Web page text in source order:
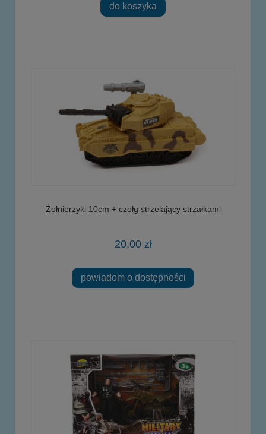
do koszyka
Żołnierzyki 10cm + czołg strzelający strzałkami
20,00 zł
powiadom o dostępności